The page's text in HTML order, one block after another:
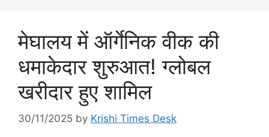
मेघालय में ऑर्गेनिक वीक की
धमाकेदार शुरुआत! ग्लोबल
खरीदार हुए शामिल
30/11/2025 by Krishi Times Desk